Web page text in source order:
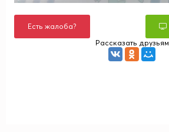
Есть жалоба?
Рассказать друзьям